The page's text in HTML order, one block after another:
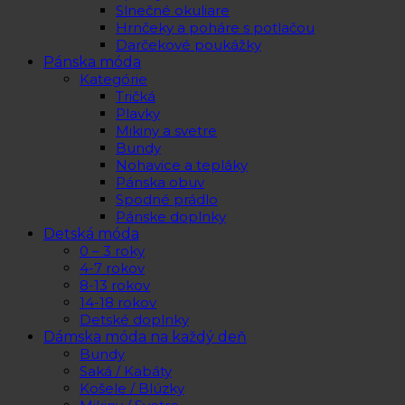
Slnečné okuliare
Hrnčeky a poháre s potlačou
Darčekové poukážky
Pánska móda
Kategórie
Tričká
Plavky
Mikiny a svetre
Bundy
Nohavice a tepláky
Pánska obuv
Spodné prádlo
Pánske doplnky
Detská móda
0 – 3 roky
4-7 rokov
8-13 rokov
14-18 rokov
Detské doplnky
Dámska móda na každý deň
Bundy
Saká / Kabáty
Košele / Blúzky